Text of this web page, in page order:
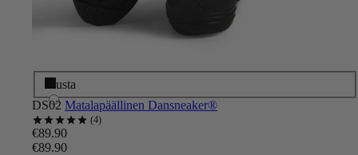
Musta
DS02 Matalapäällinen Dansneaker®
4
€89.90
€89.90